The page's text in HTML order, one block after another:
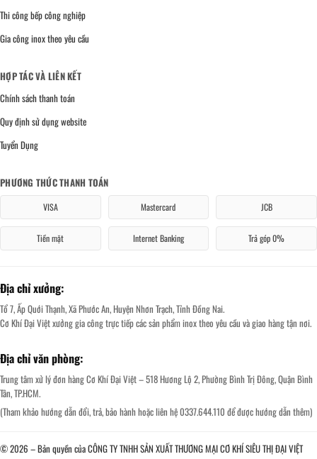
Thi công bếp công nghiệp
Gia công inox theo yêu cầu
HỢP TÁC VÀ LIÊN KẾT
Chính sách thanh toán
Quy định sử dụng website
Tuyển Dụng
PHƯƠNG THỨC THANH TOÁN
VISA Mastercard JCB
Tiền mặt Internet Banking Trả góp 0%
Địa chỉ xưởng:
Tổ 7, Ấp Quới Thạnh, Xã Phước An, Huyện Nhơn Trạch, Tỉnh Đồng Nai.
Cơ Khí Đại Việt xưởng gia công trực tiếp các sản phẩm inox theo yêu cầu và giao hàng tận nơi.
Địa chỉ văn phòng:
Trung tâm xử lý đơn hàng Cơ Khí Đại Việt – 518 Hương Lộ 2, Phường Bình Trị Đông, Quận Bình
Tân, TP.HCM.
(Tham khảo hướng dẫn đổi, trả, bảo hành hoặc liên hệ 0337.644.110 để được hướng dẫn thêm)
© 2026 – Bản quyền của CÔNG TY TNHH SẢN XUẤT THƯƠNG MẠI CƠ KHÍ SIÊU THỊ ĐẠI VIỆT